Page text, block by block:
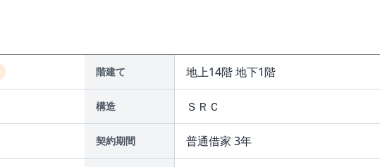
階建て 地上14階 地下1階
構造 ＳＲＣ
契約期間 普通借家 3年